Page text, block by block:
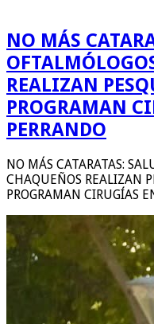
NO MÁS
REALIZAN
PROGRAMAN
PERRANDO
NO MÁS CATARATAS:
CHAQUEÑOS REALIZAN
PROGRAMAN CIRUGÍAS